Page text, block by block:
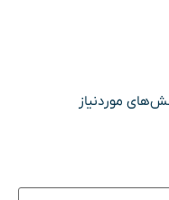
موردنیاز